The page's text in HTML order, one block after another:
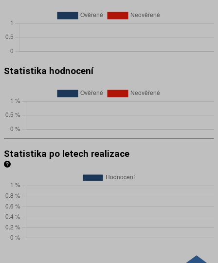
Statistika hodnocení
Statistika po letech realizace